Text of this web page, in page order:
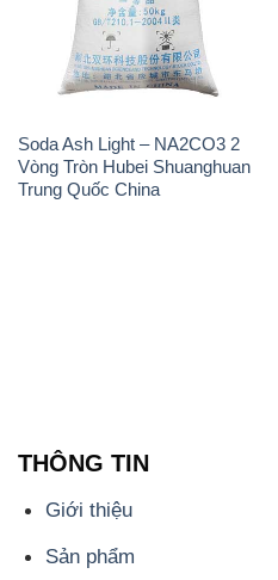
Soda Ash Light – NA2CO3 2
Vòng Tròn Hubei Shuanghuan
Trung Quốc China
THÔNG TIN
Giới thiệu
Sản phẩm